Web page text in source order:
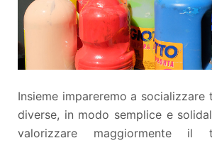
Insieme impareremo a
diverse, in modo semplice e
valorizzare maggiormente il